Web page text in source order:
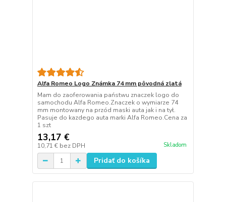
Alfa Romeo Logo Známka 74 mm pôvodná zlatá
Mam do zaoferowania państwu znaczek logo do
samochodu Alfa Romeo.Znaczek o wymiarze 74
mm montowany na przód maski auta jak i na tył.
Pasuje do kazdego auta marki Alfa Romeo.Cena za
1 szt
13,17 €
10,71 € bez DPH Skladom
Pridať do košíka